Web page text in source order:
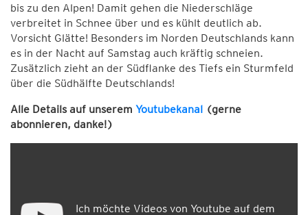
bis zu den Alpen! Damit gehen die Niederschläge
verbreitet in Schnee über und es kühlt deutlich ab.
Vorsicht Glätte! Besonders im Norden Deutschlands kann
es in der Nacht auf Samstag auch kräftig schneien.
Zusätzlich zieht an der Südflanke des Tiefs ein Sturmfeld
über die Südhälfte Deutschlands!
Alle Details auf unserem Youtubekanal (gerne
abonnieren, danke!)
Ich möchte Videos von Youtube auf dem